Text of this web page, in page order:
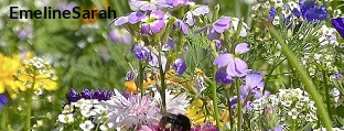
EmelineSarah